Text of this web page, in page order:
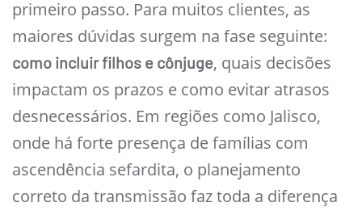
primeiro passo. Para muitos clientes, as
maiores dúvidas surgem na fase seguinte:
como incluir filhos e cônjuge, quais decisões
impactam os prazos e como evitar atrasos
desnecessários. Em regiões como Jalisco,
onde há forte presença de famílias com
ascendência sefardita, o planejamento
correto da transmissão faz toda a diferença